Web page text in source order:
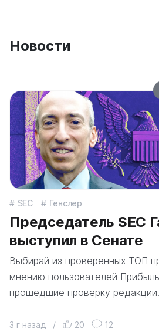
Новости
SEC Генслер
Председатель SEC
выступил в Сенате
Выбирай из проверенных ТОП
мнению пользователей
прошедшие проверку
3 г назад / 20 12